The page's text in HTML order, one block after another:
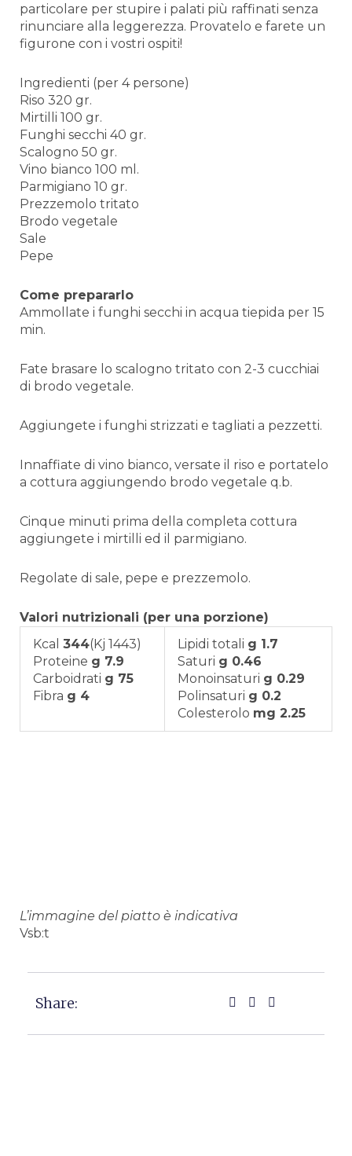
particolare per stupire i palati più raffinati senza
rinunciare alla leggerezza. Provatelo e farete un
figurone con i vostri ospiti!
Ingredienti (per 4 persone)
Riso 320 gr.
Mirtilli 100 gr.
Funghi secchi 40 gr.
Scalogno 50 gr.
Vino bianco 100 ml.
Parmigiano 10 gr.
Prezzemolo tritato
Brodo vegetale
Sale
Pepe
Come prepararlo
Ammollate i funghi secchi in acqua tiepida per 15
min.
Fate brasare lo scalogno tritato con 2-3 cucchiai
di brodo vegetale.
Aggiungete i funghi strizzati e tagliati a pezzetti.
Innaffiate di vino bianco, versate il riso e portatelo
a cottura aggiungendo brodo vegetale q.b.
Cinque minuti prima della completa cottura
aggiungete i mirtilli ed il parmigiano.
Regolate di sale, pepe e prezzemolo.
Valori nutrizionali (per una porzione)
Kcal 344(Kj 1443)
Proteine g 7.9
Carboidrati g 75
Fibra g 4
Lipidi totali g 1.7
Saturi g 0.46
Monoinsaturi g 0.29
Polinsaturi g 0.2
Colesterolo mg 2.25
L’immagine del piatto è indicativa
Vsb:t
Share: